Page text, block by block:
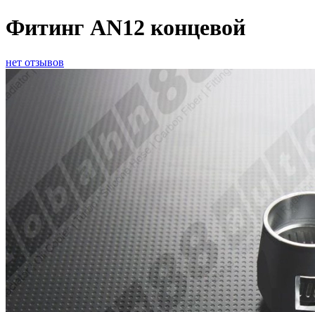
Фитинг AN12 концевой
нет отзывов